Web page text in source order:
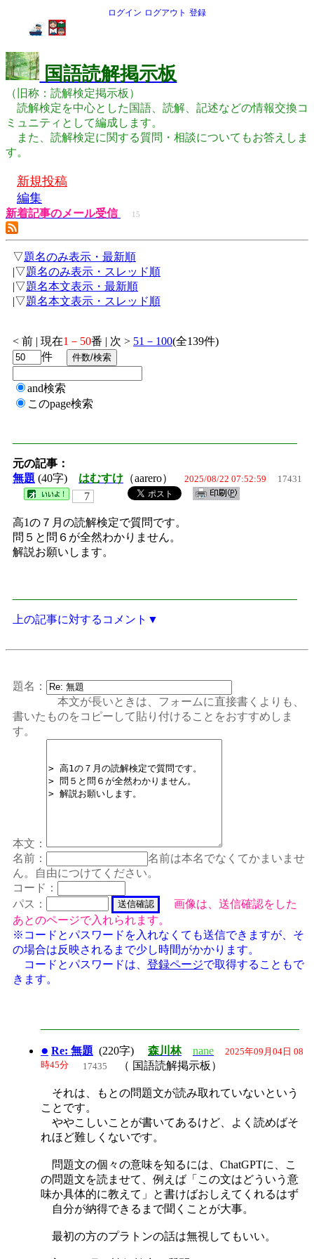
ログイン ログアウト 登録
国語読解掲示板
（旧称：読解検定掲示板）
読解検定を中心とした国語、読解、記述などの情報交換コ
ミュニティとして編成します。
また、読解検定に関する質問・相談についてもお答えしま
す。
新規投稿
編集
新着記事のメール受信 15
▽題名のみ表示・最新順
|▽題名のみ表示・スレッド順
|▽題名本文表示・最新順
|▽題名本文表示・スレッド順
< 前 | 現在1－50番 | 次 > 51－100(全139件)
件
and検索
このpage検索
元の記事：
無題 (40字) はむすけ （aarero） 2025/08/22 07:52:59 17431
7
高1の７月の読解検定で質問です。
問５と問６が全然わかりません。
解説お願いします。
上の記事に対するコメント▼
題名：
本文が長いときは、フォームに直接書くよりも、
書いたものをコピーして貼り付けることをおすすめしま
す。
本文：
名前：
名前は本名でなくてかまいませ
ん。自由につけてください。
コード：
パス：
画像は、送信確認をした
あとのページで入れられます。
※コードとパスワードを入れなくても送信できますが、そ
の場合は反映されるまで少し時間がかかります。
コードとパスワードは、 登録ページで取得することもで
きます。
● Re: 無題 (220字) 森川林 nane 2025年09月04日 08
時45分 17435 （ 国語読解掲示板）
それは、もとの問題文が読み取れていないという
ことです。
ややこしいことが書いてあるけど、よく読めばそ
れほど難しくないです。
問題文の個々の意味を知るには、ChatGPTに、こ
の問題文を読ませて、例えば「この文はどういう意
味か具体的に教えて」と書けばおしえてくれるはず
自分が納得できるまで聞くことが大事。
最初の方のプラトンの話は無視してもいい。